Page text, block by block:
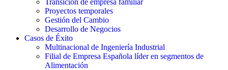
Transición de empresa familiar
Proyectos temporales
Gestión del Cambio
Desarrollo de Negocios
Casos de Éxito
Multinacional de Ingeniería Industrial
Filial de Empresa Española líder en segmentos de
Alimentación